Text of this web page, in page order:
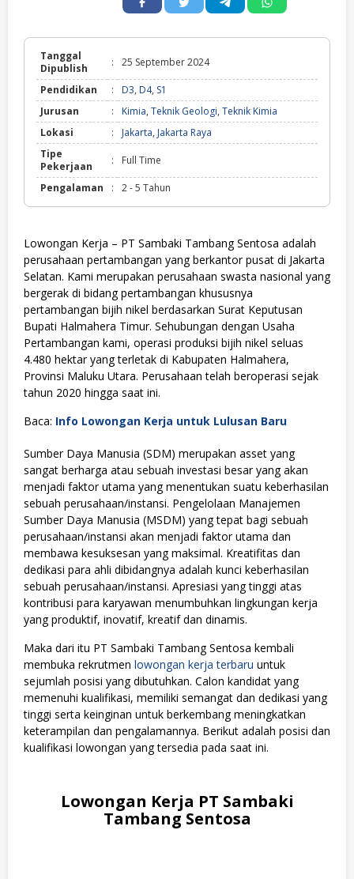
Tanggal
Dipublish
: 25 September 2024
Pendidikan : D3, D4, S1
Jurusan
: Kimia, Teknik Geologi, Teknik Kimia
Lokasi
: Jakarta, Jakarta Raya
Tipe
Pekerjaan
: Full Time
Pengalaman : 2 - 5 Tahun
Lowongan Kerja – PT Sambaki Tambang Sentosa adalah
perusahaan pertambangan yang berkantor pusat di Jakarta
Selatan. Kami merupakan perusahaan swasta nasional yang
bergerak di bidang pertambangan khususnya
pertambangan bijih nikel berdasarkan Surat Keputusan
Bupati Halmahera Timur. Sehubungan dengan Usaha
Pertambangan kami, operasi produksi bijih nikel seluas
4.480 hektar yang terletak di Kabupaten Halmahera,
Provinsi Maluku Utara. Perusahaan telah beroperasi sejak
tahun 2020 hingga saat ini.
Baca: Info Lowongan Kerja untuk Lulusan Baru
Sumber Daya Manusia (SDM) merupakan asset yang
sangat berharga atau sebuah investasi besar yang akan
menjadi faktor utama yang menentukan suatu keberhasilan
sebuah perusahaan/instansi. Pengelolaan Manajemen
Sumber Daya Manusia (MSDM) yang tepat bagi sebuah
perusahaan/instansi akan menjadi faktor utama dan
membawa kesuksesan yang maksimal. Kreatifitas dan
dedikasi para ahli dibidangnya adalah kunci keberhasilan
sebuah perusahaan/instansi. Apresiasi yang tinggi atas
kontribusi para karyawan menumbuhkan lingkungan kerja
yang produktif, inovatif, kreatif dan dinamis.
Maka dari itu PT Sambaki Tambang Sentosa kembali
membuka rekrutmen lowongan kerja terbaru untuk
sejumlah posisi yang dibutuhkan. Calon kandidat yang
memenuhi kualifikasi, memiliki semangat dan dedikasi yang
tinggi serta keinginan untuk berkembang meningkatkan
keterampilan dan pengalamannya. Berikut adalah posisi dan
kualifikasi lowongan yang tersedia pada saat ini.
Lowongan Kerja PT Sambaki
Tambang Sentosa